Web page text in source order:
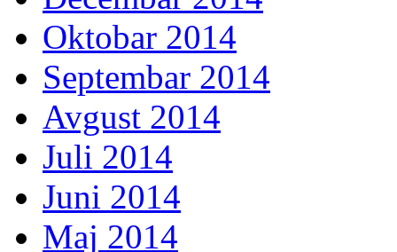
Oktobar 2014
Septembar 2014
Avgust 2014
Juli 2014
Juni 2014
Maj 2014